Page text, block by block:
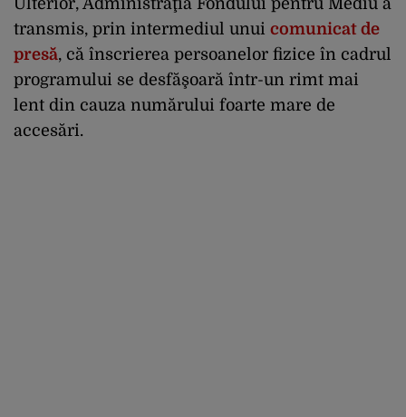
transmis, prin intermediul unui comunicat de
presă, că înscrierea persoanelor fizice în cadrul
programului se desfăşoară într-un rimt mai
lent din cauza numărului foarte mare de
accesări.